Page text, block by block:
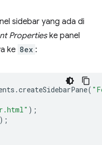
sidebar yang ada di
Propertieske panel
ke 8ex :
.createSidebarPane(
);
);